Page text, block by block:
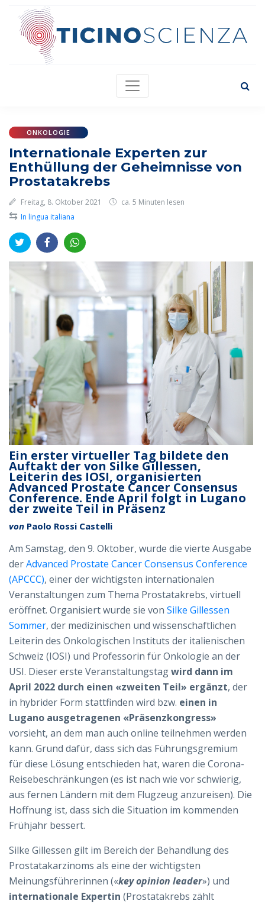
ONKOLOGIE
Internationale Experten zur
Enthüllung der Geheimnisse von
Prostatakrebs
Freitag, 8. Oktober 2021 ca. 5 Minuten lesen
⇆ In lingua italiana
Ein erster virtueller Tag bildete den
Auftakt der von Silke Gillessen,
Leiterin des IOSI, organisierten
Advanced Prostate Cancer Consensus
Conference. Ende April folgt in Lugano
der zweite Teil in Präsenz
von Paolo Rossi Castelli
Am Samstag, den 9. Oktober, wurde die vierte Ausgabe
derAdvanced Prostate Cancer Consensus Conference
(APCCC), einer der wichtigsten internationalen
Veranstaltungen zum Thema Prostatakrebs, virtuell
eröffnet. Organisiert wurde sie von Silke Gillessen
Sommer, der medizinischen und wissenschaftlichen
Leiterin des Onkologischen Instituts der italienischen
Schweiz (IOSI) und Professorin für Onkologie an der
USI. Dieser erste Veranstaltungstagwird dann im
April 2022 durch einen «zweiten Teil» ergänzt, der
in hybrider Form stattfinden wird bzw. einen in
Lugano ausgetragenen «Präsenzkongress»
vorsieht, an dem man auch online teilnehmen werden
kann. Grund dafür, dass sich das Führungsgremium
für diese Lösung entschieden hat, waren die Corona-
Reisebeschränkungen (es ist nach wie vor schwierig,
aus fernen Ländern mit dem Flugzeug anzureisen). Die
Hoffnung ist, dass sich die Situation im kommenden
Frühjahr bessert.
Silke Gillessen gilt im Bereich der Behandlung des
Prostatakarzinoms als eine der wichtigsten
Meinungsführerinnen («key opinion leader») und
internationale Expertin (Prostatakrebs zählt